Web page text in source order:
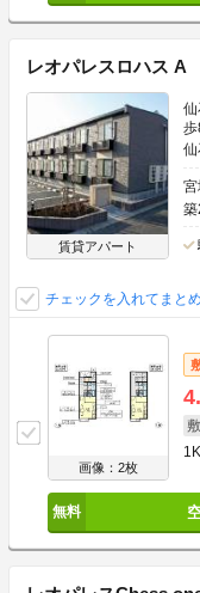
レオパレスロハス A
賃貸アパート
仙
仙
宮
チェックを入れてまと
画像：2枚
敷
1K